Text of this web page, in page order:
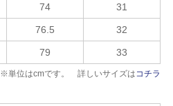
74 31
76.5 32
79 33
※単位はcmです。 詳しいサイズは コチラ